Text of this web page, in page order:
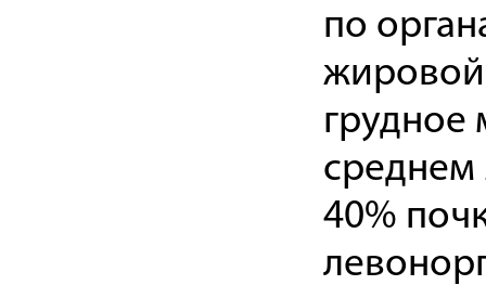
по
жировой
грудное
среднем
40%